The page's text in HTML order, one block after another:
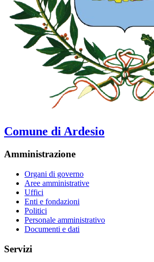
Comune di Ardesio
Amministrazione
Organi di governo
Aree amministrative
Uffici
Enti e fondazioni
Politici
Personale amministrativo
Documenti e dati
Servizi